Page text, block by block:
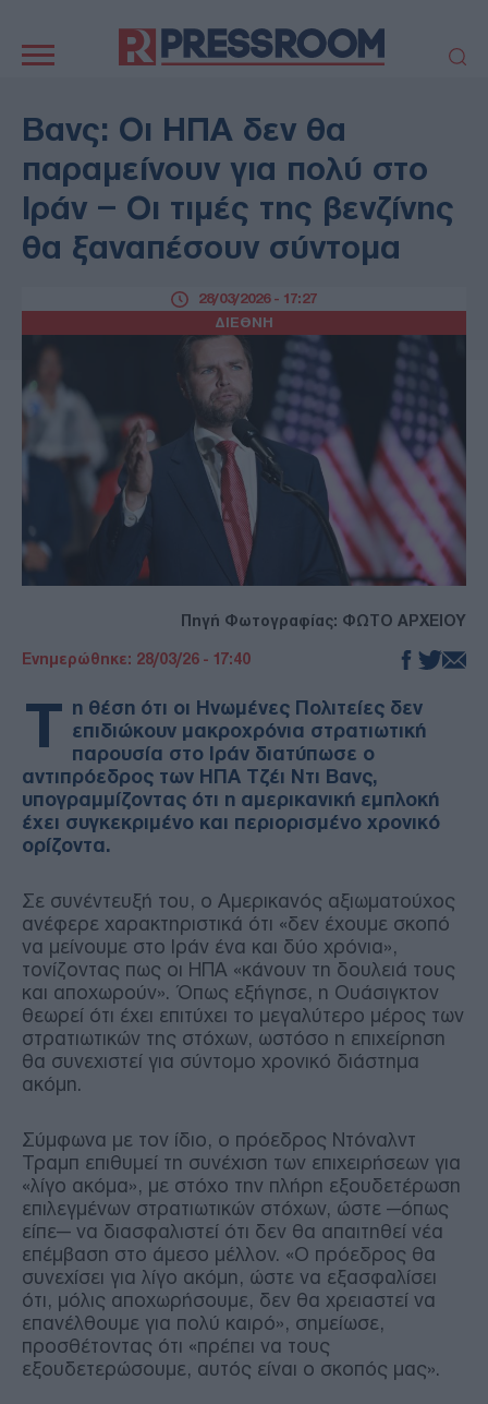
πλοήγηση
ΠΟΛΙΤΙΚΗ
ΤΟΥΡΚΙΑ
ΟΙΚΟΝΟΜΙΑ
ΕΚΚΛΗΣΙΑ
ΑΜΥΝΑ
ΔΙΕΘΝΗ
ΚΥΠΡΟΣ
MEDIA
LIFESTYLE
AUTO - MOTO
ΓΑΣΤΡΟΝΟΜΙΑ
ΤΕΧΝΟΛΟΓΙΑ
ΠΑΡΑΞΕΝΑ
ΖΩΔΙΑ
ΑΡΘΡΟΓΡΑΦΙΑ
Βανς: Οι ΗΠΑ δεν θα
παραμείνουν για πολύ στο
Ιράν – Οι τιμές της βενζίνης
θα ξαναπέσουν σύντομα
ΔΙΕΘΝΗ
28/03/2026 - 17:27
Πηγή Φωτογραφίας: ΦΩΤΟ ΑΡΧΕΙΟΥ
Ενημερώθηκε: 28/03/26 - 17:40
Τ η θέση ότι οι Ηνωμένες Πολιτείες δεν
επιδιώκουν μακροχρόνια στρατιωτική
παρουσία στο Ιράν διατύπωσε ο
αντιπρόεδρος των ΗΠΑ Τζέι Ντι Βανς,
υπογραμμίζοντας ότι η αμερικανική εμπλοκή
έχει συγκεκριμένο και περιορισμένο χρονικό
ορίζοντα.
Σε συνέντευξή του, ο Αμερικανός αξιωματούχος
ανέφερε χαρακτηριστικά ότι «δεν έχουμε σκοπό
να μείνουμε στο Ιράν ένα και δύο χρόνια»,
τονίζοντας πως οι ΗΠΑ «κάνουν τη δουλειά τους
και αποχωρούν». Όπως εξήγησε, η Ουάσιγκτον
θεωρεί ότι έχει επιτύχει το μεγαλύτερο μέρος των
στρατιωτικών της στόχων, ωστόσο η επιχείρηση
θα συνεχιστεί για σύντομο χρονικό διάστημα
ακόμη.
Σύμφωνα με τον ίδιο, ο πρόεδρος Ντόναλντ
Τραμπ επιθυμεί τη συνέχιση των επιχειρήσεων για
«λίγο ακόμα», με στόχο την πλήρη εξουδετέρωση
επιλεγμένων στρατιωτικών στόχων, ώστε —όπως
είπε— να διασφαλιστεί ότι δεν θα απαιτηθεί νέα
επέμβαση στο άμεσο μέλλον. «Ο πρόεδρος θα
συνεχίσει για λίγο ακόμη, ώστε να εξασφαλίσει
ότι, μόλις αποχωρήσουμε, δεν θα χρειαστεί να
επανέλθουμε για πολύ καιρό», σημείωσε,
προσθέτοντας ότι «πρέπει να τους
εξουδετερώσουμε, αυτός είναι ο σκοπός μας».